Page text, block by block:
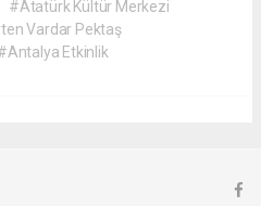
#Atatürk Kültür Merkezi
Vardar Pektaş
Etkinlik